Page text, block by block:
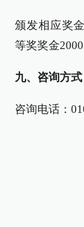
颁发相应奖
等奖奖金
九、咨询方式
咨询电话：